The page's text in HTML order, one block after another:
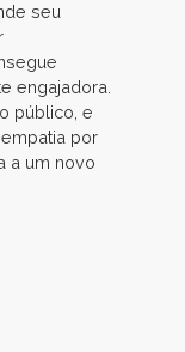
seu
engajadora.
público, e
por
a um novo